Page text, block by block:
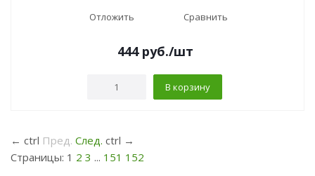
Отложить Сравнить
444руб./шт
В корзину
← ctrl Пред. След. ctrl →
Страницы: 1 2 3 ... 151 152